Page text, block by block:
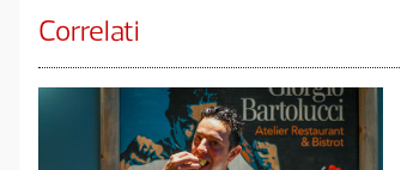
Correlati